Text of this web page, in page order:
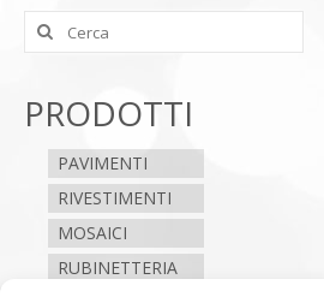
Cerca:
PRODOTTI
PAVIMENTI
RIVESTIMENTI
MOSAICI
RUBINETTERIA